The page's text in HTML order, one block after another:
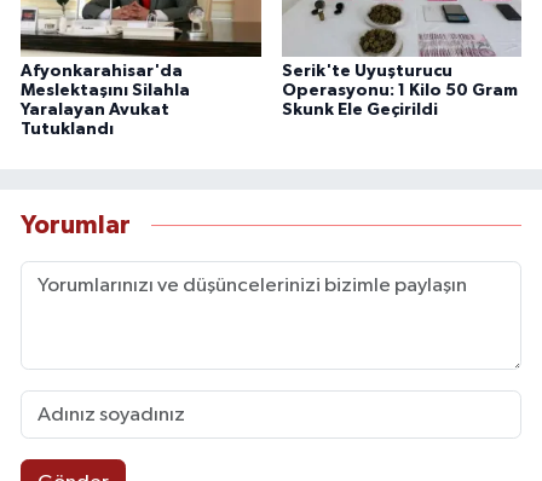
Afyonkarahisar'da
Meslektaşını Silahla
Yaralayan Avukat
Tutuklandı
Serik'te Uyuşturucu
Operasyonu: 1 Kilo 50 Gram
Skunk Ele Geçirildi
Yorumlar